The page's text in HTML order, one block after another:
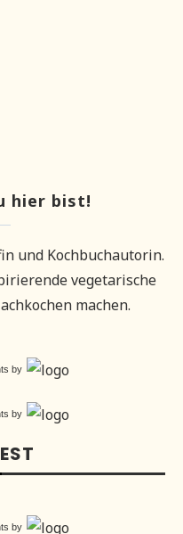
hier bist!
und Kochbuchautorin.
vegetarische
machen.
by
by
by